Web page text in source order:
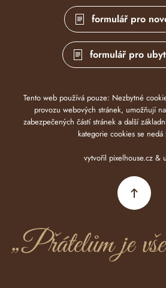
formulář pro
formulář pro
Tento web používá pouze: Nezbytné
provozu webových stránek, umožňují
zabezpečených částí stránek a další
kategorie cookies se nedá
vytvořil pixelhouse.cz &